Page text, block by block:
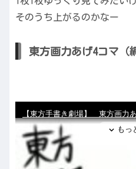
そのうち上がるのかなー
東方画力あげ4コマ（